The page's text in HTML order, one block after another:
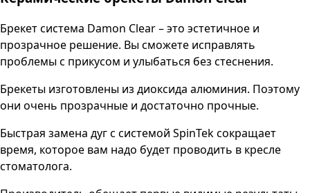
Брекет система Damon Clear – это эстетичное и
прозрачное решение. Вы сможете исправлять
проблемы с прикусом и улыбаться без стеснения.
Брекеты изготовлены из диоксида алюминия. Поэтому
они очень прозрачные и достаточно прочные.
Быстрая замена дуг с системой SpinTek сокращает
время, которое вам надо будет проводить в кресле
стоматолога.